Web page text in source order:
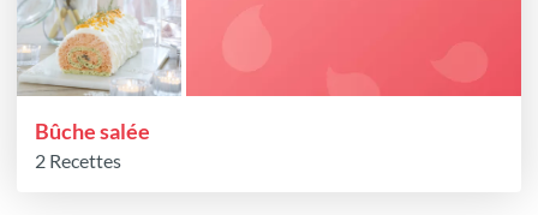
Bûche salée
2 Recettes